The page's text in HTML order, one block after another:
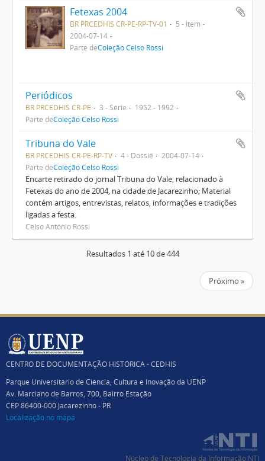
Fetexas 2004
BR PRCEDHIS CR-PE-RP-TV-01
5 - Item
2004-07-14
Parte deColeção Celso Rossi
Periódicos
BR PRCEDHIS CR-PE 3 - Série
1952 - 1992
Parte deColeção Celso Rossi
Tribuna do Vale
BR PRCEDHIS CR-PE-RP-TV 4 - Dossiê
2004-07-14
Parte deColeção Celso Rossi
Encarte retirado do jornal Tribuna do Vale, relacionado à
Fetexas do ano de 2004, na cidade de Jacarezinho; Material
contém artigos, entrevistas, relatos, informações e tradições
ligadas a festa.
Celso Antônio Rossi
Resultados 1 até 10 de 444
Próximo »
CENTRO DE DOCUMENTAÇÃO HISTÓRICA - CEDHIS
Parque Universitário de Ciência, Cultura e Inovação da UENP
Av. Marciano de Barros, 700, Bairro Estação
CEP 86400-000 Jacarezinho - PR
Localização no mapa
Núcleo de Tecnologia da Informação NTI